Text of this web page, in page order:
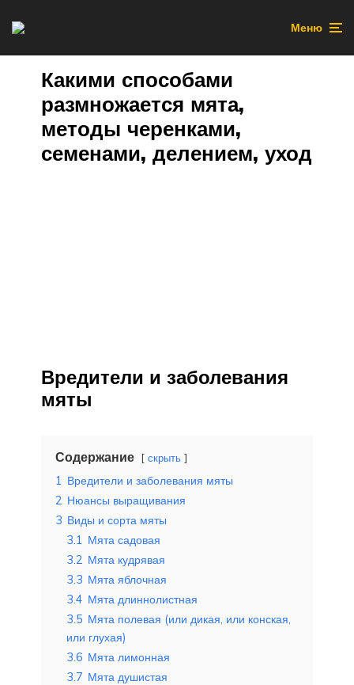
Меню
Какими способами
размножается мята,
методы черенками,
семенами, делением, уход
Вредители и заболевания
мяты
Содержание скрыть
1 Вредители и заболевания мяты
2 Нюансы выращивания
3 Виды и сорта мяты
3.1 Мята садовая
3.2 Мята кудрявая
3.3 Мята яблочная
3.4 Мята длиннолистная
3.5 Мята полевая (или дикая, или конская,
или глухая)
3.6 Мята лимонная
3.7 Мята душистая